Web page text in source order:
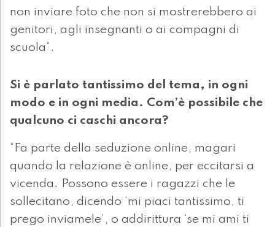
non inviare foto che non si mostrerebbero ai
genitori, agli insegnanti o ai compagni di
scuola”.
Si è parlato tantissimo del tema, in ogni
modo e in ogni media. Com’è possibile che
qualcuno ci caschi ancora?
“Fa parte della seduzione online, magari
quando la relazione è online, per eccitarsi a
vicenda. Possono essere i ragazzi che le
sollecitano, dicendo ‘mi piaci tantissimo, ti
prego inviamele’, o addirittura ‘se mi ami ti